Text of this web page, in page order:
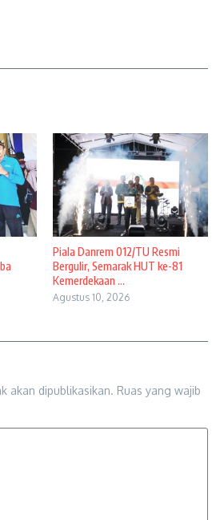
Piala Danrem 012/TU Resmi
Bergulir, Semarak HUT ke-81
Kemerdekaan ...
Agustus 10, 2026
akan dipublikasikan. Ruas yang wajib